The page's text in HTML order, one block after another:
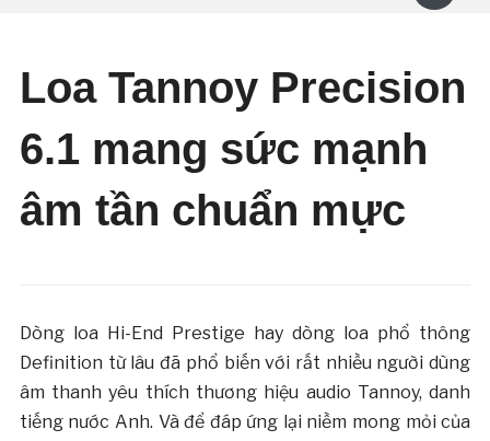
Loa Tannoy Precision
6.1 mang sức mạnh
âm tần chuẩn mực
Dòng loa Hi-End Prestige hay dòng loa phổ thông
Definition từ lâu đã phổ biến với rất nhiều người dùng
âm thanh yêu thích thương hiệu audio Tannoy, danh
tiếng nước Anh. Và để đáp ứng lại niềm mong mỏi của